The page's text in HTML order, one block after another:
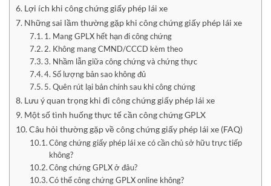
Lợi ích khi công chứng giấy phép lái xe
Những sai lầm thường gặp khi công chứng giấy phép lái xe
1. Mang GPLX hết hạn đi công chứng
2. Không mang CMND/CCCD kèm theo
3. Nhầm lẫn giữa công chứng và chứng thực
4. Số lượng bản sao không đủ
5. Quên rút lại bản chính sau khi công chứng
Lưu ý quan trọng khi đi công chứng giấy phép lái xe
Một số tình huống thực tế cần công chứng GPLX
Câu hỏi thường gặp về công chứng giấy phép lái xe (FAQ)
Công chứng giấy phép lái xe có cần chủ sở hữu trực tiếp
không?
Công chứng GPLX ở đâu?
Có thể công chứng GPLX online không?